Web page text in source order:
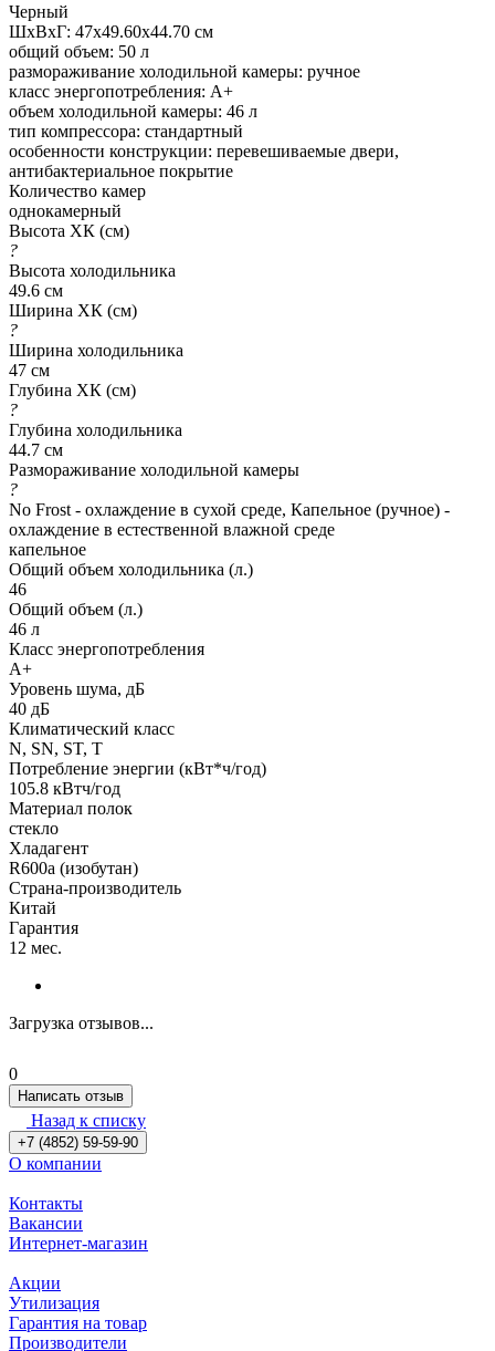
Черный
ШхВхГ: 47х49.60х44.70 см
общий объем: 50 л
размораживание холодильной камеры: ручное
класс энергопотребления: A+
объем холодильной камеры: 46 л
тип компрессора: стандартный
особенности конструкции: перевешиваемые двери,
антибактериальное покрытие
Количество камер
однокамерный
Высота ХК (см)
?
Высота холодильника
49.6 см
Ширина ХК (см)
?
Ширина холодильника
47 см
Глубина ХК (см)
?
Глубина холодильника
44.7 см
Размораживание холодильной камеры
?
No Frost - охлаждение в сухой среде, Капельное (ручное) -
охлаждение в естественной влажной среде
капельное
Общий объем холодильника (л.)
46
Общий объем (л.)
46 л
Класс энергопотребления
A+
Уровень шума, дБ
40 дБ
Климатический класс
N, SN, ST, T
Потребление энергии (кВт*ч/год)
105.8 кВтч/год
Материал полок
стекло
Хладагент
R600a (изобутан)
Страна-производитель
Китай
Гарантия
12 мес.
Загрузка отзывов...
0
Написать отзыв
Назад к списку
+7 (4852) 59-59-90
О компании
Контакты
Вакансии
Интернет-магазин
Акции
Утилизация
Гарантия на товар
Производители